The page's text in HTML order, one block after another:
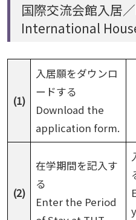
国際交流会館入居
International
(1)
入居願をダウンロ
ードする
Download the
application form.
(2)
在学期間を記入す
る
Enter the Period